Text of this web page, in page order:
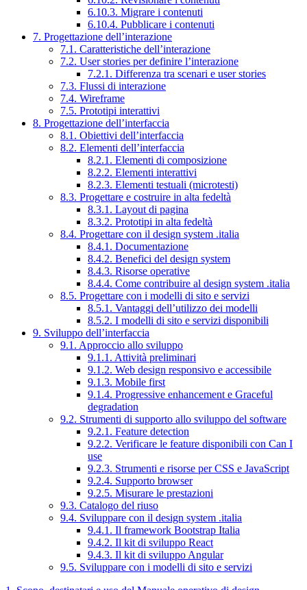
6.10.3. Migrare i contenuti
6.10.4. Pubblicare i contenuti
7. Progettazione dell’interazione
7.1. Caratteristiche dell’interazione
7.2. User stories per definire l’interazione
7.2.1. Differenza tra scenari e user stories
7.3. Flussi di interazione
7.4. Wireframe
7.5. Prototipi interattivi
8. Progettazione dell’interfaccia
8.1. Obiettivi dell’interfaccia
8.2. Elementi dell’interfaccia
8.2.1. Elementi di composizione
8.2.2. Elementi interattivi
8.2.3. Elementi testuali (microtesti)
8.3. Progettare e costruire in alta fedeltà
8.3.1. Layout di pagina
8.3.2. Prototipi in alta fedeltà
8.4. Progettare con il design system .italia
8.4.1. Documentazione
8.4.2. Benefici del design system
8.4.3. Risorse operative
8.4.4. Come contribuire al design system .italia
8.5. Progettare con i modelli di sito e servizi
8.5.1. Vantaggi dell’utilizzo dei modelli
8.5.2. I modelli di sito e servizi disponibili
9. Sviluppo dell’interfaccia
9.1. Approccio allo sviluppo
9.1.1. Attività preliminari
9.1.2. Web design responsivo e accessibile
9.1.3. Mobile first
9.1.4. Progressive enhancement e Graceful
degradation
9.2. Strumenti di supporto allo sviluppo del software
9.2.1. Feature detection
9.2.2. Verificare le feature disponibili con Can I
use
9.2.3. Strumenti e risorse per CSS e JavaScript
9.2.4. Supporto browser
9.2.5. Misurare le prestazioni
9.3. Catalogo del riuso
9.4. Sviluppare con il design system .italia
9.4.1. Il framework Bootstrap Italia
9.4.2. Il kit di sviluppo React
9.4.3. Il kit di sviluppo Angular
9.5. Sviluppare con i modelli di sito e servizi